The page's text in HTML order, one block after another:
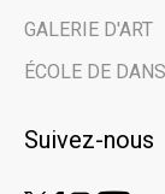
GALERIE D'ART
ÉCOLE DE
Suivez-nous
Nom de
Nom de